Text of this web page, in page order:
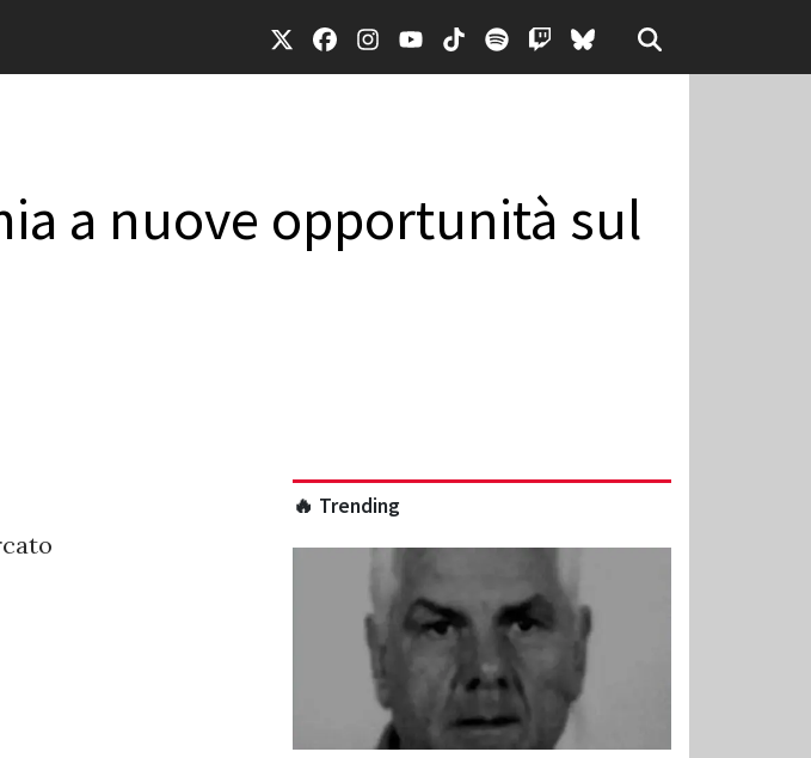
a nuove opportunità sul
🔥 Trending